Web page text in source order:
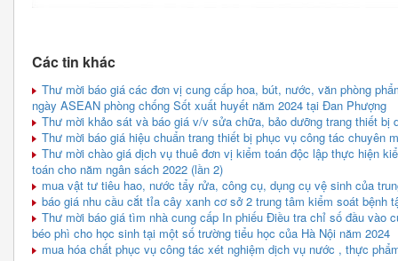
Các tin khác
Thư mời báo giá các đơn vị cung cấp hoa, bút, nước, văn phòng
ngày ASEAN phòng chống Sốt xuất huyết năm 2024 tại Đan Phượng
Thư mời khảo sát và báo giá v/v sửa chữa, bảo dưỡng trang thiết bị
Thư mời báo giá hiệu chuẩn trang thiết bị phục vụ công tác chuyên
Thư mời chào giá dịch vụ thuê đơn vị kiểm toán độc lập thực hiện
toán cho năm ngân sách 2022 (lần 2)
mua vật tư tiêu hao, nước tẩy rửa, công cụ, dụng cụ vệ sinh của
báo giá nhu cầu cắt tỉa cây xanh cơ sở 2 trung tâm kiểm soát bệnh
Thư mời báo giá tìm nhà cung cấp In phiếu Điều tra chỉ số đầu vào
béo phì cho học sinh tại một số trường tiểu học của Hà Nội năm 2024
mua hóa chất phục vụ công tác xét nghiệm dịch vụ nước , thực